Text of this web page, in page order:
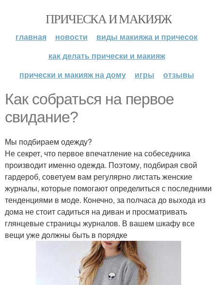
ПРИЧЕСКА И МАКИЯЖ
главная новости
виды макияжа и причесок
как делать прически и макияж
прически и макияж на дому
игры отзывы
Как собраться на первое
свидание?
Мы подбираем одежду?
Не секрет, что первое впечатление на собеседника
производит именно одежда. Поэтому, подбирая свой
гардероб, советуем вам регулярно листать женские
журналы, которые помогают определиться с последними
тенденциями в моде. Конечно, за полчаса до выхода из
дома не стоит садиться на диван и просматривать
глянцевые страницы журналов. В вашем шкафу все
вещи уже должны быть в порядке